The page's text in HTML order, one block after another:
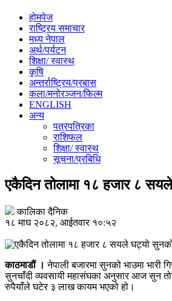
होमपेज
राष्ट्रिय समाचार
मध्य नेपाल
अर्थ/पर्यटन
शिक्षा/ स्वास्थ
कृषि
अन्तर्राष्ट्रिय/प्रबास
कला/मनोरञ्जन/फिल्म
ENGLISH
अन्य
पत्रपत्रिका
राशिफल
शिक्षा/ स्वास्थ
सूचना/प्रबिधि
एकैदिन तोलामा १८ हजार ८
कालिका दैनिक
१८ माघ २०८२, आईतवार १०:५२
काठमाडौं । नेपाली बजारमा सुनको भाउमा भारी
सुनचाँदी व्यवसायी महासंघका अनुसार आज सुन
रुपैयाँले घटेर ३ लाख कायम भएको हो।